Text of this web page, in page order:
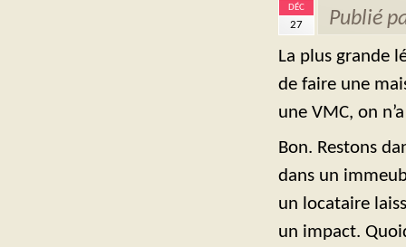
DÉC
27 Publié
La plus grande
de faire une
une VMC, on
Bon. Restons
dans un
un locataire
un impact.